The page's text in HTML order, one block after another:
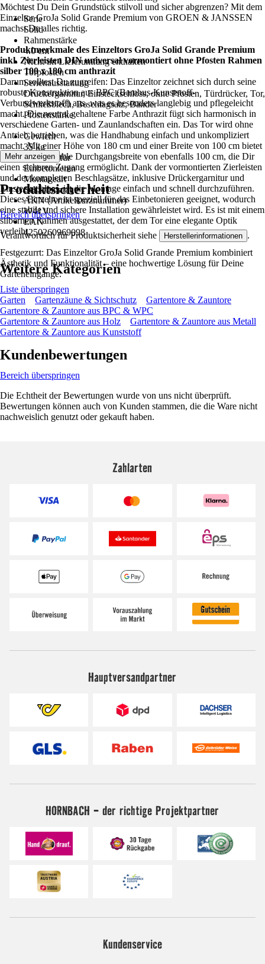
-
Serie
Solid
Rahmenstärke
4.0 cm
Nicht im Lieferumfang enthalten
Torpfosten
Serienausstattung
Drückergarnitur, Einsteckschloss, ohne Pfosten, Türdrücker, Tor,
Schließblech, Beschlagsatz, Bänder
Pfostenstärke
-
Gewicht
35 kg
Geeignet für
Einbetonieren
Montageart
Selbstmontage
AKN (Artikelkurznummer)
W41V
EAN
4250260969098
Möchtest Du Dein Grundstück stilvoll und sicher abgrenzen? Mit dem
Einzeltor GroJa Solid Grande Premium von GROEN & JANSSEN
machst Du alles richtig.
Produktmerkmale des Einzeltors GroJa Solid Grande Premium
inkl. Zierleisten DIN universal vormontiert ohne Pfosten Rahmen
silber 100 x 180 cm anthrazit
Darum solltest Du zugreifen: Das Einzeltor zeichnet sich durch seine
robuste Konstruktion aus BPC (Bambus-Kunststoff-
Verbundwerkstoff) aus, was es besonders langlebig und pflegeleicht
macht. Die neutral gehaltene Farbe Anthrazit fügt sich harmonisch in
verschiedene Garten- und Zaunlandschaften ein. Das Tor wird ohne
Antrieb betrieben, was die Handhabung einfach und unkompliziert
macht. Mit einer Höhe von 180 cm und einer Breite von 100 cm bietet
es eine komfortable Durchgangsbreite von ebenfalls 100 cm, die Dir
einen sicheren Zugang ermöglicht. Dank der vormontierten Zierleisten
und der kompletten Beschlagsätze, inklusive Drückergarnitur und
Einsteckschloss, ist die Montage einfach und schnell durchzuführen.
Dieses Einzeltor ist speziell für das Einbetonieren geeignet, wodurch
eine stabile und sichere Installation gewährleistet wird. Es ist mit einem
silbernen Rahmen ausgestattet, der dem Tor eine elegante Optik
verleiht.
Festgezurrt: Das Einzeltor GroJa Solid Grande Premium kombiniert
Ästhetik und Funktionalität – eine hochwertige Lösung für Deine
Garteneingänge.
Mehr anzeigen
Produktsicherheit
Bereich überspringen
Verantwortlich für Produktsicherheit siehe Herstellerinformationen .
Weitere Kategorien
Liste überspringen
Garten
Gartenzäune & Sichtschutz
Gartentore & Zauntore
Gartentore & Zauntore aus BPC & WPC
Gartentore & Zauntore aus Holz
Gartentore & Zauntore aus Metall
Gartentore & Zauntore aus Kunststoff
Kundenbewertungen
Bereich überspringen
Die Echtheit der Bewertungen wurde von uns nicht überprüft.
Bewertungen können auch von Kunden stammen, die die Ware nicht
nachweislich genutzt oder gekauft haben.
Zahlarten
Hauptversandpartner
HORNBACH - der richtige Projektpartner
Kundenservice